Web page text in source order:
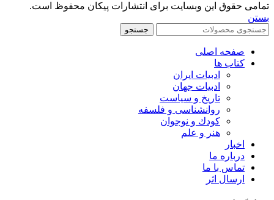
تمامی حقوق این وبسایت برای انتشارات پیکان محفوظ است.
بستن
جستجو
صفحه اصلی
کتاب ها
ادبیات ایران
ادبیات جهان
تاریخ و سیاست
روانشناسی و فلسفه
کودك و نوجوان
هنر و علم
اخبار
درباره ما
تماس با ما
ارسال اثر